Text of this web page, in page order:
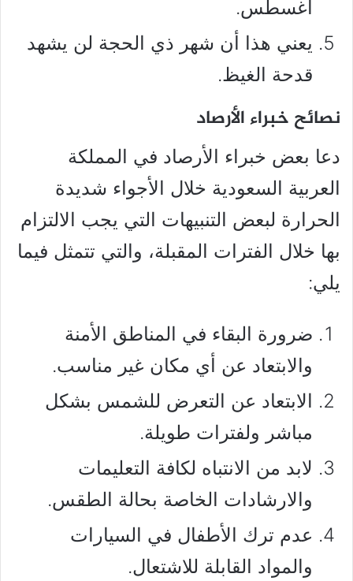
أغسطس.
يعني هذا أن شهر ذي الحجة لن يشهد
قدحة الغيظ.
نصائح خبراء الأرصاد
دعا بعض خبراء الأرصاد في المملكة
العربية السعودية خلال الأجواء شديدة
الحرارة لبعض التنبيهات التي يجب الالتزام
بها خلال الفترات المقبلة، والتي تتمثل فيما
يلي:
ضرورة البقاء في المناطق الأمنة
والابتعاد عن أي مكان غير مناسب.
الابتعاد عن التعرض للشمس بشكل
مباشر ولفترات طويلة.
لابد من الانتباه لكافة التعليمات
والارشادات الخاصة بحالة الطقس.
عدم ترك الأطفال في السيارات
والمواد القابلة للاشتعال.